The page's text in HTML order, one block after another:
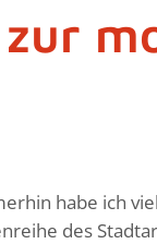
habe ich
des